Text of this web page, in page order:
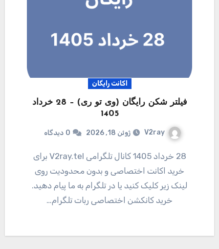
اکانت رایگان
فیلتر شکن رایگان (وی تو ری) – 28 خرداد
1405
V2ray ژوئن 18, 2026 0 دیدگاه
28 خرداد 1405 کانال تلگرامی V2ray.tel برای
خرید اکانت اختصاصی و بدون محدودیت روی
لینک زیر کلیک کنید یا در تلگرام به ما پیام دهید.
خرید کانکشن اختصاصی ربات تلگرام…